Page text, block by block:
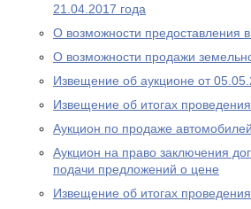
21.04.2017 года
О возможности предоставления
О возможности продажи
Извещение об аукционе от
Извещение об итогах
Аукцион по продаже автомобилей
Аукцион на право заключения
подачи предложений о цене
Извещение об итогах